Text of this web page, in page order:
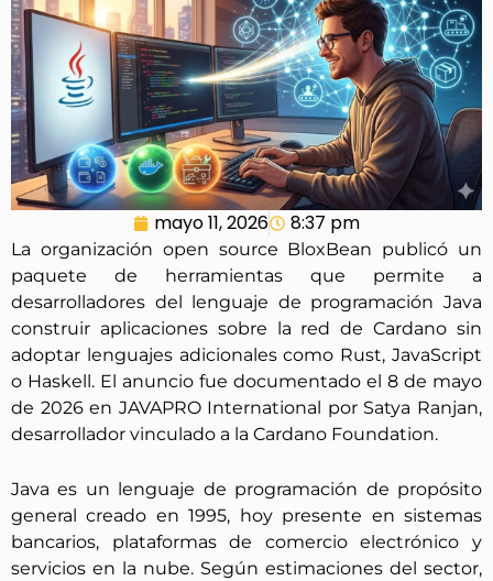
mayo 11, 2026 8:37 pm
La organización open source BloxBean publicó un
paquete de herramientas que permite a
desarrolladores del lenguaje de programación Java
construir aplicaciones sobre la red de Cardano sin
adoptar lenguajes adicionales como Rust, JavaScript
o Haskell. El anuncio fue documentado el 8 de mayo
de 2026 en JAVAPRO International por Satya Ranjan,
desarrollador vinculado a la Cardano Foundation.
Java es un lenguaje de programación de propósito
general creado en 1995, hoy presente en sistemas
bancarios, plataformas de comercio electrónico y
servicios en la nube. Según estimaciones del sector,